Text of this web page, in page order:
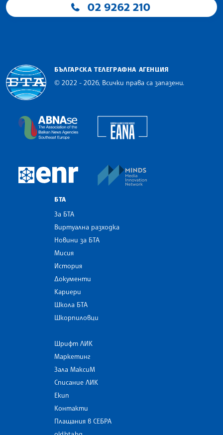
02 9262 210
БЪЛГАРСКА ТЕЛЕГРАФНА АГЕНЦИЯ
© 2022 - 2026, Всички права са запазени.
The Assocoation of the Balkan News Agencies
European Newsroom
БТА
За БТА
Виртуална разходка
Новини за БТА
Мисия
История
Документи
Кариери
Школа БТА
Шкорпиловци
Шрифт ЛИК
Маркетинг
Зала МаксиМ
Списание ЛИК
Екип
Контакти
Плащания в СЕБРА